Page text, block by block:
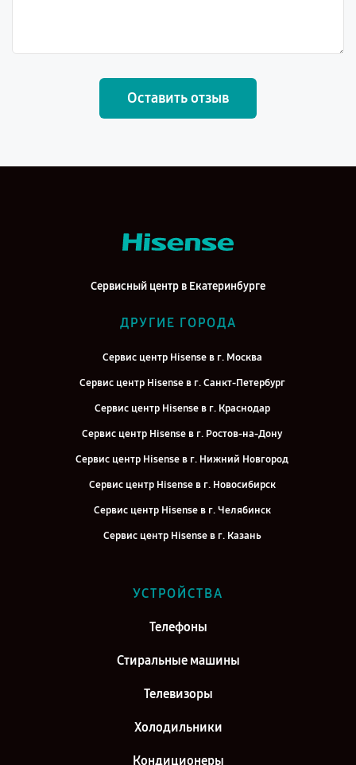
Оставить отзыв
Сервисный центр в Екатеринбурге
ДРУГИЕ ГОРОДА
Сервис центр Hisense в г. Москва
Сервис центр Hisense в г. Санкт-Петербург
Сервис центр Hisense в г. Краснодар
Сервис центр Hisense в г. Ростов-на-Дону
Сервис центр Hisense в г. Нижний Новгород
Сервис центр Hisense в г. Новосибирск
Сервис центр Hisense в г. Челябинск
Сервис центр Hisense в г. Казань
Сервис центр Hisense в г. Саратов
Сервис центр Hisense в г. Киров
УСТРОЙСТВА
Телефоны
Стиральные машины
Телевизоры
Холодильники
Кондиционеры